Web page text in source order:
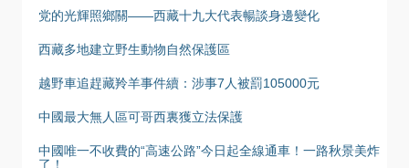
党的光輝照鄉關——西藏十九大代表暢談身邊變化
西藏多地建立野生動物自然保護區
越野車追趕藏羚羊事件續：涉事7人被罰105000元
中國最大無人區可哥西裏獲立法保護
中國唯一不收費的“高速公路”今日起全線通車！一路秋景美炸
了！